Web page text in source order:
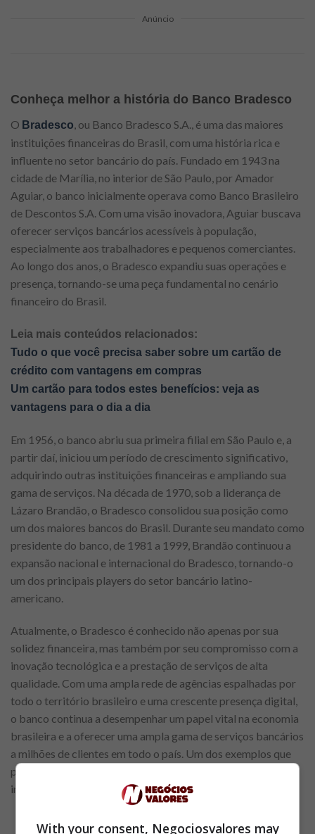
Anúncio
Conheça melhor a história do Banco Bradesco
O Bradesco, ou Banco Bradesco S.A., é uma das maiores
instituições financeiras do Brasil, com uma história rica e
influente no setor bancário do país. Fundado em 1943 na
cidade de Marília, no interior de São Paulo, por Amador
Aguiar, o banco inicialmente operava como Banco Brasileiro
de Descontos S.A. Com uma visão inovadora, Aguiar buscava
oferecer serviços bancários acessíveis à população,
especialmente aos trabalhadores e pequenos comerciantes.
Ao longo dos anos, o Bradesco expandiu suas operações e
presença, tornando-se uma peça fundamental no cenário
financeiro do Brasil.
Leia mais conteúdos relacionados:
Tudo o que você precisa saber sobre um cartão de
crédito com vantagens em compras
Um cartão para todos estes benefícios: veja as
vantagens para o dia a dia
Em 1956, o banco abriu sua primeira filial em São Paulo e, a
partir daí, iniciou um período de crescimento significativo,
adquirindo outras instituições financeiras e ampliando sua
gama de serviços. Na década de 1970, sob a liderança de
Lázaro Brandão, o Bradesco consolidou sua posição como
um dos maiores bancos do Brasil. Durante seu mandato como
presidente do banco, de 1981 a 1999, Brandão continuou a
expansão nacional e internacional do Bradesco, tornando-o
um dos principais players do setor bancário latino-
americano.
Atualmente, o Bradesco é conhecido não apenas por sua
solidez financeira, mas também por seu compromisso com a
inovação tecnológica e a prestação de serviços de alta
qualidade. Com uma ampla rede de agências espalhadas por
todo o território brasileiro e uma crescente presença digital,
o banco continua a desempenhar um papel vital na economia
brasileira e a oferecer uma ampla gama de serviços bancários
a milhões de clientes em todo o país. Um dos exemplos que
podemos citar é o novo cartão Neo, que foi criado com o
intuito de facilitar a vida corrida dos brasileiros.
With your consent, Negociosvalores may